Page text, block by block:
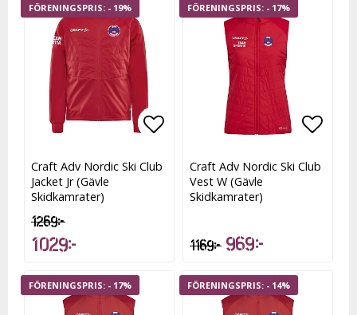
- 19%
Lägg till i favoritlistan
Lägg till i favoritlistan
Craft Adv Nordic Ski Club
Jacket Jr (Gävle
Skidkamrater)
1 269 kr
1 029 kr
- 17%
Lägg
Lägg
Craft Adv Nordic Ski Club
Vest W (Gävle
Skidkamrater)
1 169 kr 969 kr
- 17% - 14%